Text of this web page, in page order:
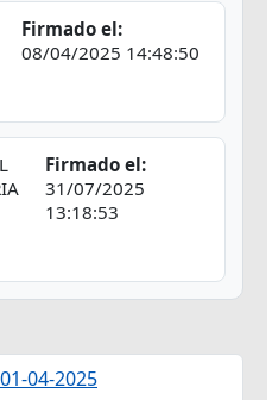
Firmado el:
08/04/2025 14:48:50
Firmado el:
31/07/2025
13:18:53
04-2025